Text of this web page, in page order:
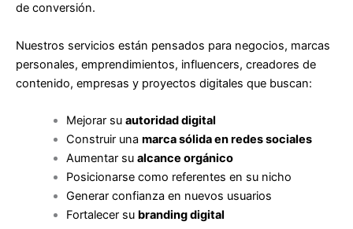
de conversión.
Nuestros servicios están pensados para negocios, marcas
personales, emprendimientos, influencers, creadores de
contenido, empresas y proyectos digitales que buscan:
Mejorar su autoridad digital
Construir una marca sólida en redes sociales
Aumentar su alcance orgánico
Posicionarse como referentes en su nicho
Generar confianza en nuevos usuarios
Fortalecer su branding digital